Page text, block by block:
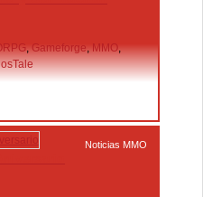
,Gameforge,MMO,
Noticias MMO